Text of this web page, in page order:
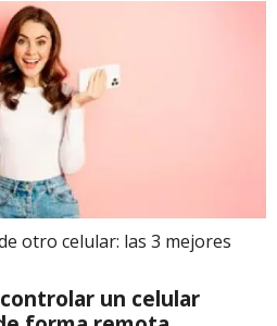
otro celular: las 3 mejores
un celular